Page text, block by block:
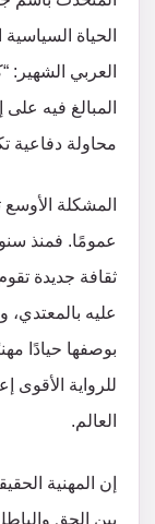
الحياة
العربي
المبالغ فيه على
محاولة دفاعية
المشكلة الأوسع
عمومًا. فمنذ
ثقافة جديدة
عليه بالمعتدي،
بوصفها حيادًا
للرواية الأقوى
العالم.
إن المهنية
بين الحق